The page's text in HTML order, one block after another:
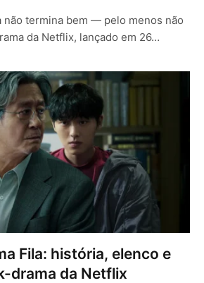
não termina bem — pelo menos não
da Netflix, lançado em 26…
Fila: história, elenco e
drama da Netflix